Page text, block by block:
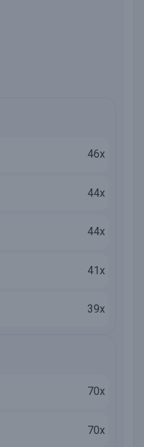
46x
44x
44x
41x
39x
70x
70x